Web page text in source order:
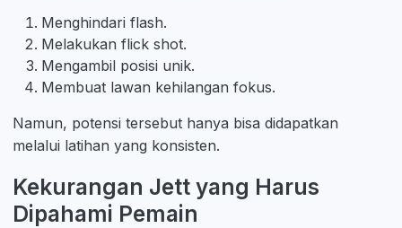
Menghindari flash.
Melakukan flick shot.
Mengambil posisi unik.
Membuat lawan kehilangan fokus.
Namun, potensi tersebut hanya bisa didapatkan
melalui latihan yang konsisten.
Kekurangan Jett yang Harus
Dipahami Pemain